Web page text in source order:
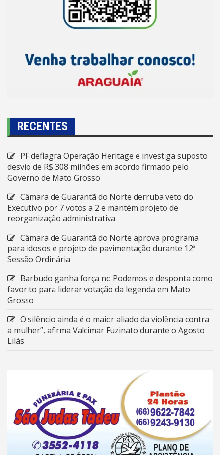
RECENTES
PF deflagra Operação Heritage e investiga suposto
desvio de R$ 308 milhões em acordo firmado pelo
Governo de Mato Grosso
Câmara de Guarantã do Norte derruba veto do
Executivo por 7 votos a 2 e mantém projeto de
reorganização administrativa
Câmara de Guarantã do Norte aprova programa
para idosos e projeto de pavimentação durante 12ª
Sessão Ordinária
Barbudo ganha força no Podemos e desponta como
favorito para liderar votação da legenda em Mato
Grosso
O silêncio ainda é o maior aliado da violência contra
a mulher”, afirma Valcimar Fuzinato durante o Agosto
Lilás